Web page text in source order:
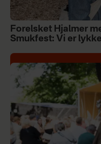
Forelsket Hjalmer
Smukfest: Vi er